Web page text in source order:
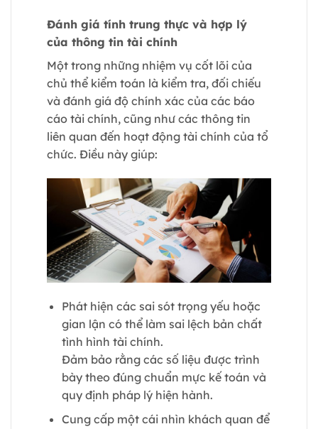
Đánh giá tính trung thực và hợp lý
của thông tin tài chính
Một trong những nhiệm vụ cốt lõi của
chủ thể kiểm toán là kiểm tra, đối chiếu
và đánh giá độ chính xác của các báo
cáo tài chính, cũng như các thông tin
liên quan đến hoạt động tài chính của tổ
chức. Điều này giúp:
Phát hiện các sai sót trọng yếu hoặc
gian lận có thể làm sai lệch bản chất
tình hình tài chính.
Đảm bảo rằng các số liệu được trình
bày theo đúng chuẩn mực kế toán và
quy định pháp lý hiện hành.
Cung cấp một cái nhìn khách quan để